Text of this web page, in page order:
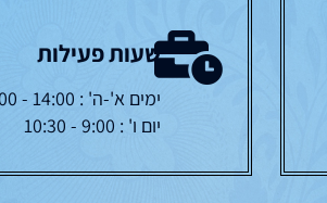
שעות פעילות
ימים א'-ה' : 14:00 - 19:00
יום ו' : 9:00 - 10:30